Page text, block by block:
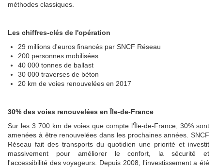
méthodes classiques.
Les chiffres-clés de l'opération
29 millions d'euros financés par SNCF Réseau
200 personnes mobilisées
40 000 tonnes de ballast
30 000 traverses de béton
20 km de voies renouvelées en 2017
30% des voies renouvelées en Île-de-France
Sur les 3 700 km de voies que compte l'Île-de-France, 30% sont
amenées à être renouvelées dans les prochaines années. SNCF
Réseau fait des transports du quotidien une priorité et investit
massivement pour améliorer le confort, la sécurité et
l'accessibilité des voyageurs. Depuis 2008, l'investissement a été